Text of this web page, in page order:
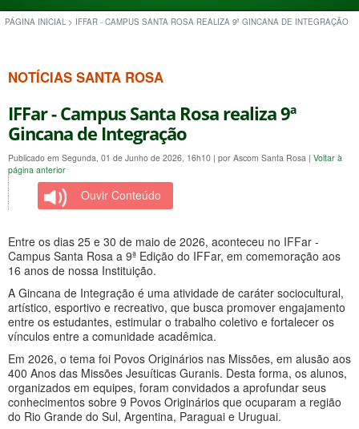
PÁGINA INICIAL > IFFAR - CAMPUS SANTA ROSA REALIZA 9ª GINCANA DE INTEGRAÇÃO
NOTÍCIAS SANTA ROSA
IFFar - Campus Santa Rosa realiza 9ª
Gincana de Integração
Publicado em Segunda, 01 de Junho de 2026, 16h10 | por Ascom Santa Rosa | Voltar à
página anterior
Ouvir Conteúdo
Entre os dias 25 e 30 de maio de 2026, aconteceu no IFFar -
Campus Santa Rosa a 9ª Edição do IFFar, em comemoração aos
16 anos de nossa Instituição.
A Gincana de Integração é uma atividade de caráter sociocultural,
artístico, esportivo e recreativo, que busca promover engajamento
entre os estudantes, estimular o trabalho coletivo e fortalecer os
vínculos entre a comunidade acadêmica.
Em 2026, o tema foi Povos Originários nas Missões, em alusão aos
400 Anos das Missões Jesuíticas Guranis. Desta forma, os alunos,
organizados em equipes, foram convidados a aprofundar seus
conhecimentos sobre 9 Povos Originários que ocuparam a região
do Rio Grande do Sul, Argentina, Paraguai e Uruguai.